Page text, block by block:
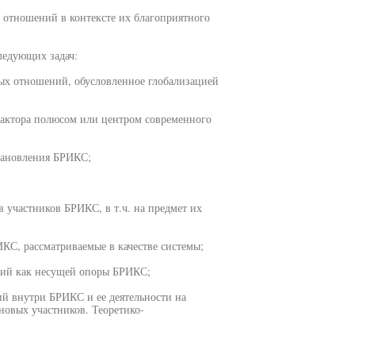
в контексте их благоприятного
задач:
отношений, обусловленное глобализацией
полюсом или центром современного
БРИКС;
участников БРИКС, в т.ч. на предмет их
рассматриваемые в качестве системы;
как несущей опоры БРИКС;
внутри БРИКС и ее деятельности на
участников. Теоретико-